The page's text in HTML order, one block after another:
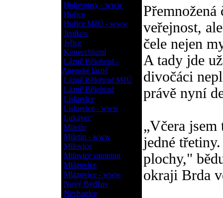
Holovousy - www
Hořice
Hořice MěÚ - www
Jeníkov
Jeřice
Konecchlumí
Lázně Bělohrad -
Anenské lázně
Lázně Bělohrad MěÚ
Lázně Bělohrad
Lískovice
Lískovice - www
Lukavec
Miletín
Miletín - www
Milovice
Milovice camping
Mlázovice
Mlázovice - www
Nový Bydžov
Nechanice
Přemnožená
veřejnost,
čele nejen
A tady jde
divočáci
právě nyní
„Včera
jedné
plochy,"
okraji Brda